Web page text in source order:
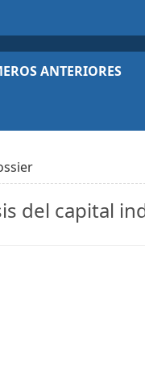
ANTERIORES
del capital